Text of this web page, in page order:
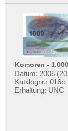
Komoren -
Datum: 2005
Katalognr.: 016c
Erhaltung: UNC